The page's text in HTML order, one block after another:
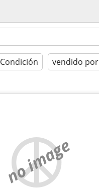
Condición vendido por
no image